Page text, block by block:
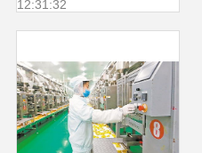
12:31:32